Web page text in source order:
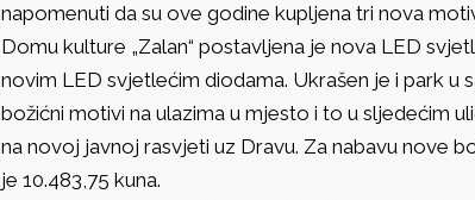
napomenuti da su ove godine kupljena tri nova
Domu kulture „Zalan“ postavljena je nova LED
novim LED svjetlećim diodama. Ukrašen je i park
božićni motivi na ulazima u mjesto i to u sljedećim
na novoj javnoj rasvjeti uz Dravu. Za nabavu nove
je 10.483,75 kuna.